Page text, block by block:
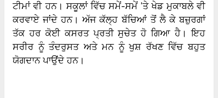
ਟੀਮਾਂ ਵੀ ਹਨ। ਸਕੂਲਾਂ ਵਿੱਚ ਸਮੇਂ-ਸਮੇਂ ’ਤੇ ਖੇਡ ਮੁਕਾਬਲੇ ਵੀ
ਕਰਵਾਏ ਜਾਂਦੇ ਹਨ। ਅੱਜ ਕੱਲ੍ਹ ਬੱਚਿਆਂ ਤੋਂ ਲੈ ਕੇ ਬਜ਼ੁਰਗਾਂ
ਤੱਕ ਹਰ ਕੋਈ ਕਸਰਤ ਪ੍ਰਤੀ ਸੁਚੇਤ ਹੋ ਗਿਆ ਹੈ। ਇਹ
ਸਰੀਰ ਨੂੰ ਤੰਦਰੁਸਤ ਅਤੇ ਮਨ ਨੂੰ ਖੁਸ਼ ਰੱਖਣ ਵਿੱਚ ਬਹੁਤ
ਯੋਗਦਾਨ ਪਾਉਂਦੇ ਹਨ।